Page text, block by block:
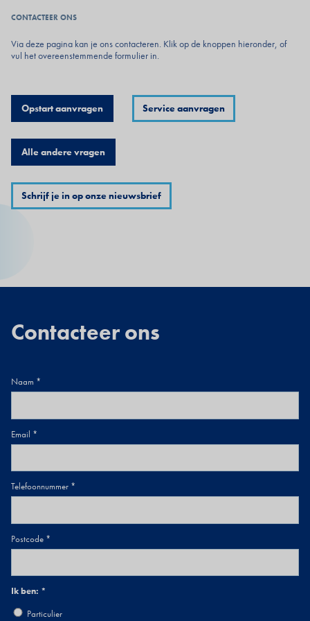
CONTACTEER ONS
Via deze pagina kan je ons contacteren. Klik op de knoppen hieronder, of
vul het overeenstemmende formulier in.
Opstart aanvragen Service aanvragen
Alle andere vragen
Schrijf je in op onze nieuwsbrief
Contacteer ons
Naam
Email
Telefoonnummer
Postcode
Ik ben:
Particulier